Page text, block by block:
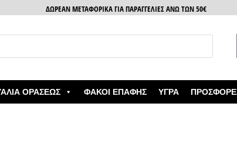
ΔΩΡΕΑΝ ΜΕΤΑΦΟΡΙΚΑ ΓΙΑ ΠΑΡΑΓΓΕΛΙΕΣ ΑΝΩ ΤΩΝ 50€
ΟΡΆΣΕΩΣ ΦΑΚΟΊ ΕΠΑΦΉΣ ΥΓΡΆ